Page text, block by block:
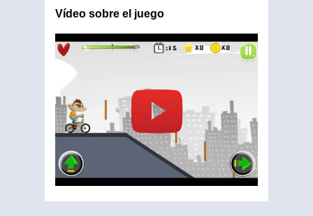
Vídeo sobre el juego